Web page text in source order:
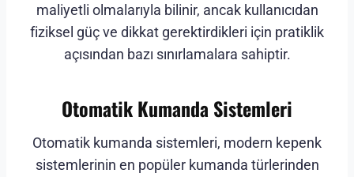
maliyetli olmalarıyla bilinir, ancak kullanıcıdan
fiziksel güç ve dikkat gerektirdikleri için pratiklik
açısından bazı sınırlamalara sahiptir.
Otomatik Kumanda Sistemleri
Otomatik kumanda sistemleri, modern kepenk
sistemlerinin en popüler kumanda türlerinden